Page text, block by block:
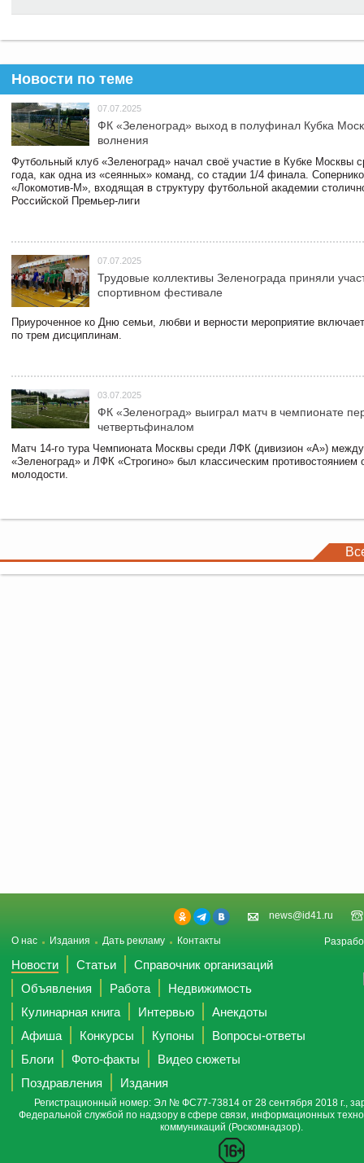
Новости по теме
07.07.2025
ФК «Зеленоград» выход в полуфинал Кубка
волнения
Футбольный клуб «Зеленоград» начал своё участие в Кубке Москвы
года, как одна из «сеянных» команд, со стадии 1/4 финала.
«Локомотив-М», входящая в структуру футбольной академии
Российской Премьер-лиги
07.07.2025
Трудовые коллективы Зеленограда приняли
спортивном фестивале
Приуроченное ко Дню семьи, любви и верности мероприятие
по трем дисциплинам.
03.07.2025
ФК «Зеленоград» выиграл матч в чемпионате
четвертьфиналом
Матч 14-го тура Чемпионата Москвы среди ЛФК (дивизион «А»)
«Зеленоград» и ЛФК «Строгино» был классическим противостоянием
молодости.
news@id41.ru
О нас Издания Дать рекламу Контакты
Новости Статьи
Справочник организаций
Объявления
Работа
Недвижимость
Кулинарная книга
Интервью
Анекдоты
Афиша
Конкурсы Купоны
Вопросы-ответы
Блоги
Фото-факты
Видео сюжеты
Поздравления
Издания
Регистрационный номер: Эл № ФС77-73814 от 28 сентября 2018 г.,
Федеральной службой по надзору в сфере связи, информационных
коммуникаций (Роскомнадзор).